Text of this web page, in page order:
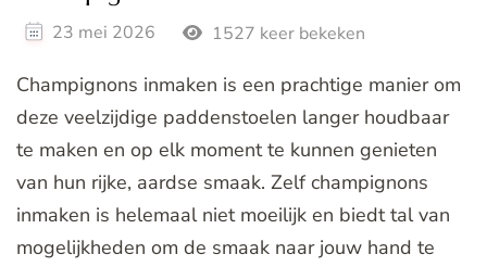
23 mei 2026 1527 keer bekeken
Champignons inmaken is een prachtige manier om
deze veelzijdige paddenstoelen langer houdbaar
te maken en op elk moment te kunnen genieten
van hun rijke, aardse smaak. Zelf champignons
inmaken is helemaal niet moeilijk en biedt tal van
mogelijkheden om de smaak naar jouw hand te